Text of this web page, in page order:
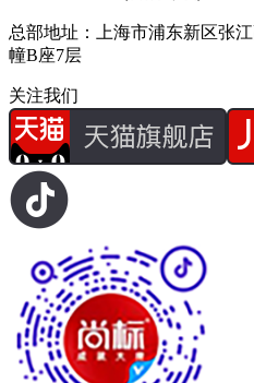
总部地址：上海市浦东新区张
幢B座7层
关注我们